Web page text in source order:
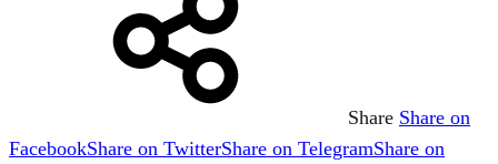
Share Share on
FacebookShare on TwitterShare on TelegramShare on